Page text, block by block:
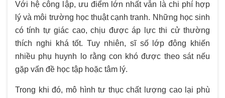
Với hệ công lập, ưu điểm lớn nhất vẫn là chi phí hợp
lý và môi trường học thuật cạnh tranh. Những học sinh
có tính tự giác cao, chịu được áp lực thi cử thường
thích nghi khá tốt. Tuy nhiên, sĩ số lớp đông khiến
nhiều phụ huynh lo rằng con khó được theo sát nếu
gặp vấn đề học tập hoặc tâm lý.
Trong khi đó, mô hình tư thục chất lượng cao lại phù